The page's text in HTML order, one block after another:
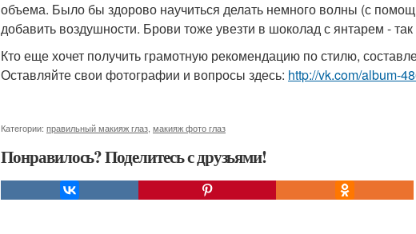
объема. Было бы здорово научиться делать немного волны (с
добавить воздушности. Брови тоже увезти в шоколад с янтарем -
Кто еще хочет получить грамотную рекомендацию по стилю,
Оставляйте свои фотографии и вопросы здесь: http://vk.com/album-
Категории: правильный макияж глаз макияж фото глаз
Понравилось? Поделитесь с друзьями!